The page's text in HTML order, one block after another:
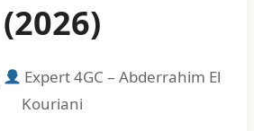
(2026)
Expert 4GC – Abderrahim El
Kouriani